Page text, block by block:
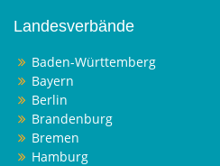
Landesverbände
Baden-Württemberg
Bayern
Berlin
Brandenburg
Bremen
Hamburg